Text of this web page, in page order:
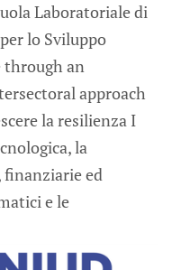
Laboratoriale di
lo Sviluppo
through an
approach
la resilienza I
la
finanziarie ed
e le